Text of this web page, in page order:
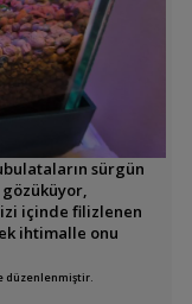
sürgün
içinde filizlenen
ihtimalle onu
düzenlenmiştir.